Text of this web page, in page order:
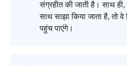
संग्रहीत की जाती है। साथ
साथ साझा किया जाता है, तो वे
पहुंच पाएंगे।